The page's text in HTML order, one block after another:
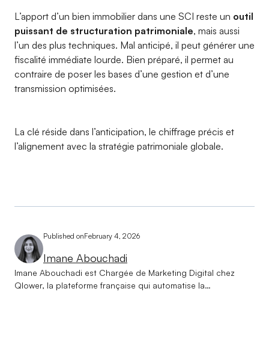
L’apport d’un bien immobilier dans une SCI reste un outil
puissant de structuration patrimoniale, mais aussi
l’un des plus techniques. Mal anticipé, il peut générer une
fiscalité immédiate lourde. Bien préparé, il permet au
contraire de poser les bases d’une gestion et d’une
transmission optimisées.
La clé réside dans l’anticipation, le chiffrage précis et
l’alignement avec la stratégie patrimoniale globale.
Published onFebruary 4, 2026
Imane Abouchadi
Imane Abouchadi est Chargée de Marketing Digital chez
Qlower, la plateforme française qui automatise la